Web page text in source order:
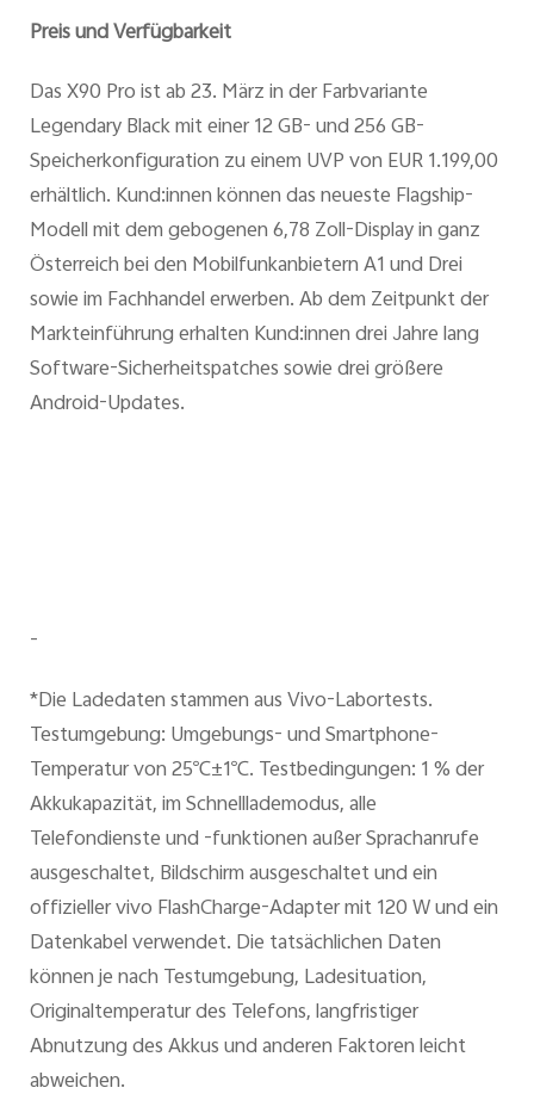
Preis und Verfügbarkeit
Das X90 Pro ist ab 23. März in der Farbvariante
Legendary Black mit einer 12 GB- und 256 GB-
Speicherkonfiguration zu einem UVP von EUR 1.199,00
erhältlich. Kund:innen können das neueste Flagship-
Modell mit dem gebogenen 6,78 Zoll-Display in ganz
Österreich bei den Mobilfunkanbietern A1 und Drei
sowie im Fachhandel erwerben. Ab dem Zeitpunkt der
Markteinführung erhalten Kund:innen drei Jahre lang
Software-Sicherheitspatches sowie drei größere
Android-Updates.
-
*Die Ladedaten stammen aus Vivo-Labortests.
Testumgebung: Umgebungs- und Smartphone-
Temperatur von 25℃±1℃. Testbedingungen: 1 % der
Akkukapazität, im Schnelllademodus, alle
Telefondienste und -funktionen außer Sprachanrufe
ausgeschaltet, Bildschirm ausgeschaltet und ein
offizieller vivo FlashCharge-Adapter mit 120 W und ein
Datenkabel verwendet. Die tatsächlichen Daten
können je nach Testumgebung, Ladesituation,
Originaltemperatur des Telefons, langfristiger
Abnutzung des Akkus und anderen Faktoren leicht
abweichen.